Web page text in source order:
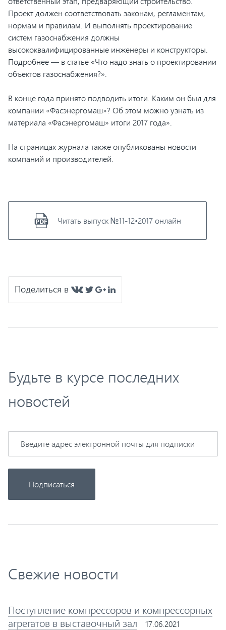
Проект должен соответствовать законам, регламентам,
нормам и правилам. И выполнять проектирование
систем газоснабжения должны
высококвалифицированные инженеры и конструкторы.
Подробнее — в статье «Что надо знать о проектировании
объектов газоснабжения?».
В конце года принято подводить итоги. Каким он был для
компании «Фасэнергомаш»? Об этом можно узнать из
материала «Фасэнергомаш» итоги 2017 года».
На страницах журнала также опубликованы новости
компаний и производителей.
Читать выпуск №11-12•2017 онлайн
Поделиться в
Будьте в курсе последних
новостей
Подписаться
Свежие новости
Поступление компрессоров и компрессорных
агрегатов в выставочный зал
17.06.2021